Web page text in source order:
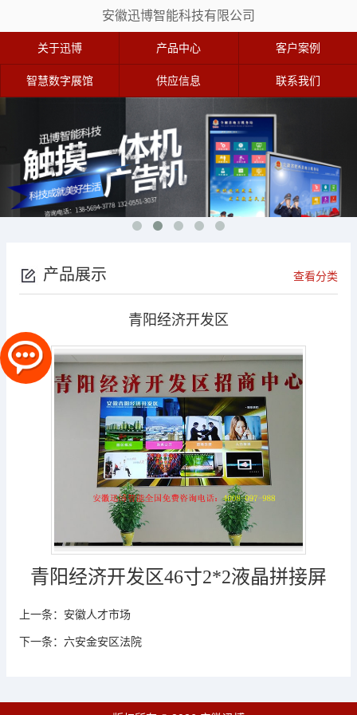
安徽迅博智能科技有限公司
关于迅博 产品中心 客户案例
智慧数字展馆 供应信息 联系我们
产品展示 查看分类
青阳经济开发区
青阳经济开发区46寸2*2液晶拼接屏
上一条： 安徽人才市场
下一条： 六安金安区法院